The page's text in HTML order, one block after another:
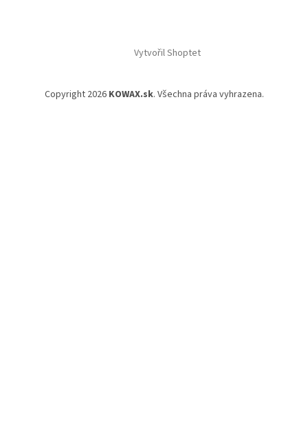
Vytvořil Shoptet
Copyright 2026 KOWAX.sk. Všechna práva vyhrazena.